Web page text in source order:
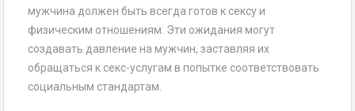
мужчина должен быть всегда готов к сексу и
физическим отношениям. Эти ожидания могут
создавать давление на мужчин, заставляя их
обращаться к секс-услугам в попытке соответствовать
социальным стандартам.